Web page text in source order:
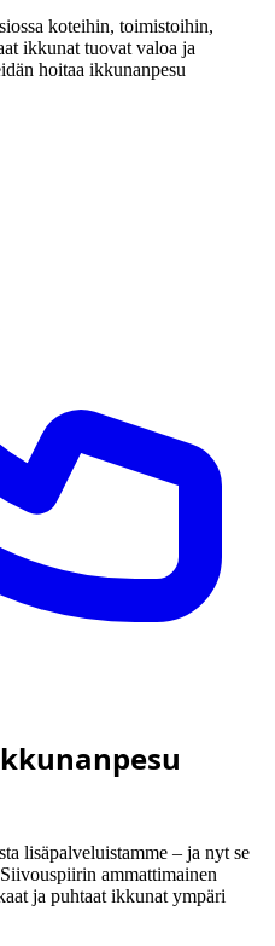
koteihin, toimistoihin,
ikkunat tuovat valoa ja
hoitaa ikkunanpesu
lisäpalveluistamme – ja nyt se
ammattimainen
ja puhtaat ikkunat ympäri